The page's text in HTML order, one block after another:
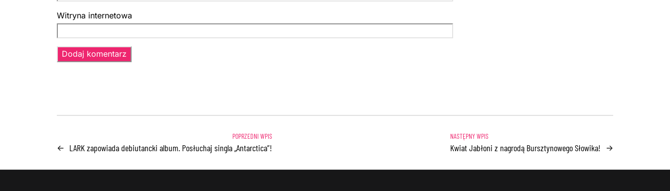
Witryna internetowa
← LARK zapowiada debiutancki album. Posłuchaj singla „Antarctica”! Kwiat Jabłoni z nagrodą Bursztynowego Słowika! →